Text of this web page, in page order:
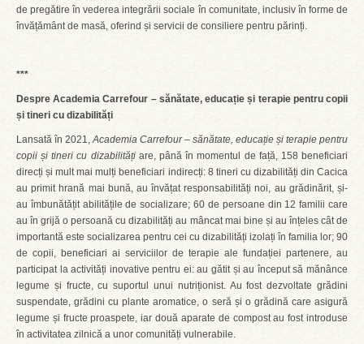
de pregătire în vederea integrării sociale în comunitate, inclusiv în forme de
învățământ de masă, oferind și servicii de consiliere pentru părinți.
***
Despre Academia Carrefour – sănătate, educație și terapie pentru copii
și tineri cu dizabilități
Lansată în 2021,Academia Carrefour – sănătate, educație și terapie pentru
copii și tineri cu dizabilitățiare, până în momentul de față, 158 beneficiari
direcți și mult mai mulți beneficiari indirecți: 8 tineri cu dizabilități din Cacica
au primit hrană mai bună, au învățat responsabilități noi, au grădinărit, și-
au îmbunătățit abilitățile de socializare; 60 de persoane din 12 familii care
au în grijă o persoană cu dizabilități au mâncat mai bine și au înțeles cât de
importantă este socializarea pentru cei cu dizabilități izolați în familia lor; 90
de copii, beneficiari ai serviciilor de terapie ale fundației partenere, au
participat la activități inovative pentru ei: au gătit și au început să mănânce
legume și fructe, cu suportul unui nutriționist. Au fost dezvoltate grădini
suspendate, grădini cu plante aromatice, o seră și o grădină care asigură
legume și fructe proaspete, iar două aparate de compost au fost introduse
în activitatea zilnică a unor comunități vulnerabile.